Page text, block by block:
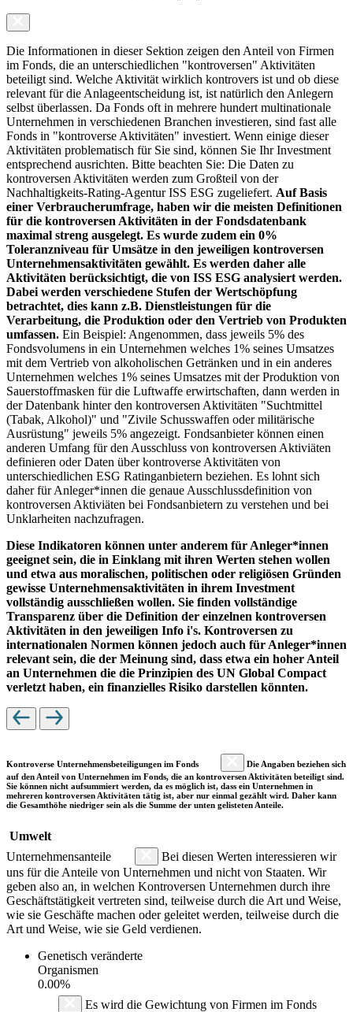
Die Informationen in dieser Sektion zeigen den Anteil von Firmen
im Fonds, die an unterschiedlichen "kontroversen" Aktivitäten
beteiligt sind. Welche Aktivität wirklich kontrovers ist und ob diese
relevant für die Anlageentscheidung ist, ist natürlich den Anlegern
selbst überlassen. Da Fonds oft in mehrere hundert multinationale
Unternehmen in verschiedenen Branchen investieren, sind fast alle
Fonds in "kontroverse Aktivitäten" investiert. Wenn einige dieser
Aktivitäten problematisch für Sie sind, können Sie Ihr Investment
entsprechend ausrichten. Bitte beachten Sie: Die Daten zu
kontroversen Aktivitäten werden zum Großteil von der
Nachhaltigkeits-Rating-Agentur ISS ESG zugeliefert. Auf Basis
einer Verbraucherumfrage, haben wir die meisten Definitionen
für die kontroversen Aktivitäten in der Fondsdatenbank
maximal streng ausgelegt. Es wurde zudem ein 0%
Toleranzniveau für Umsätze in den jeweiligen kontroversen
Unternehmensaktivitäten gewählt. Es werden daher alle
Aktivitäten berücksichtigt, die von ISS ESG analysiert werden.
Dabei werden verschiedene Stufen der Wertschöpfung
betrachtet, dies kann z.B. Dienstleistungen für die
Verarbeitung, die Produktion oder den Vertrieb von Produkten
umfassen. Ein Beispiel: Angenommen, dass jeweils 5% des
Fondsvolumens in ein Unternehmen welches 1% seines Umsatzes
mit dem Vertrieb von alkoholischen Getränken und in ein anderes
Unternehmen welches 1% seines Umsatzes mit der Produktion von
Sauerstoffmasken für die Luftwaffe erwirtschaften, dann werden in
der Datenbank hinter den kontroversen Aktivitäten "Suchtmittel
(Tabak, Alkohol)" und "Zivile Schusswaffen oder militärische
Ausrüstung" jeweils 5% angezeigt. Fondsanbieter können einen
anderen Umfang für den Ausschluss von kontroversen Aktiviäten
definieren oder Daten über kontroverse Aktivitäten von
unterschiedlichen ESG Ratinganbietern beziehen. Es lohnt sich
daher für Anleger*innen die genaue Ausschlussdefinition von
kontroversen Aktiviäten bei Fondsanbietern zu verstehen und bei
Unklarheiten nachzufragen.
Diese Indikatoren können unter anderem für Anleger*innen
geeignet sein, die in Einklang mit ihren Werten stehen wollen
und etwa aus moralischen, politischen oder religiösen Gründen
gewisse Unternehmensaktivitäten in ihrem Investment
vollständig ausschließen wollen. Sie finden vollständige
Transparenz über die Definition der einzelnen kontroversen
Aktivitäten in den jeweiligen Info i's. Kontroversen zu
internationalen Normen können jedoch auch für Anleger*innen
relevant sein, die der Meinung sind, dass etwa ein hoher Anteil
an Unternehmen die die Prinzipien des UN Global Compact
verletzt haben, ein finanzielles Risiko darstellen könnten.
Kontroverse Unternehmensbeteiligungen im Fonds
Die Angaben beziehen sich
auf den Anteil von Unternehmen im Fonds, die an kontroversen Aktivitäten beteiligt sind.
Sie können nicht aufsummiert werden, da es möglich ist, dass ein Unternehmen in
mehreren kontroversen Aktivitäten tätig ist, aber nur einmal gezählt wird. Daher kann
die Gesamthöhe niedriger sein als die Summe der unten gelisteten Anteile.
Umwelt
Unternehmensanteile
Bei diesen Werten interessieren wir
uns für die Anteile von Unternehmen und nicht von Staaten. Wir
geben also an, in welchen Kontroversen Unternehmen durch ihre
Geschäftstätigkeit vertreten sind, teilweise durch die Art und Weise,
wie sie Geschäfte machen oder geleitet werden, teilweise durch die
Art und Weise, wie sie Geld verdienen.
Genetisch veränderte
Organismen
0.00%
Es wird die Gewichtung von Firmen im Fonds